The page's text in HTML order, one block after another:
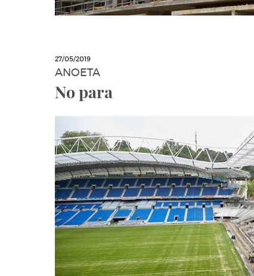
27/05/2019
ANOETA
No para